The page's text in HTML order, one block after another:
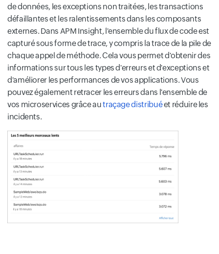
de données, les exceptions non traitées, les transactions
défaillantes et les ralentissements dans les composants
externes. Dans APM Insight, l'ensemble du flux de code est
capturé sous forme de trace, y compris la trace de la pile de
chaque appel de méthode. Cela vous permet d'obtenir des
informations sur tous les types d'erreurs et d'exceptions et
d'améliorer les performances de vos applications. Vous
pouvez également retracer les erreurs dans l'ensemble de
vos microservices grâce autraçage distribuéet réduire les
incidents.